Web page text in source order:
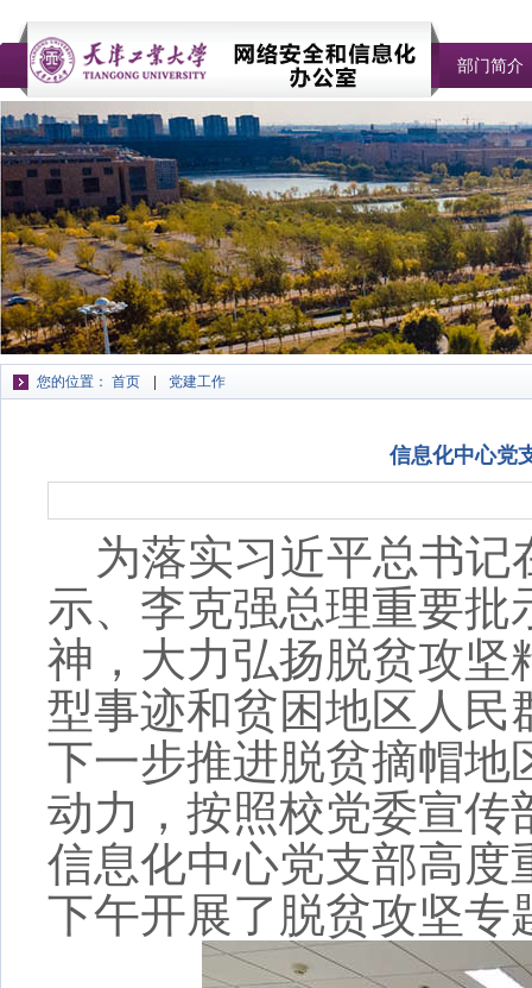
部门简介
您的位置： 首页 党建工作
信息化中心党
为落实习近平总书记
示、李克强总理重要批
神，大力弘扬脱贫攻坚
型事迹和贫困地区人民
下一步推进脱贫摘帽地
动力，按照校党委宣传
信息化中心党支部高度
下午开展了 脱贫攻坚专